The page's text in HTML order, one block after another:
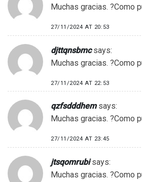
Muchas gracias. ?Como
27/11/2024 AT 20:53
djttqnsbmc says:
Muchas gracias. ?Como
27/11/2024 AT 22:53
qzfsdddhem says:
Muchas gracias. ?Como
27/11/2024 AT 23:45
jtsqomrubi says:
Muchas gracias. ?Como